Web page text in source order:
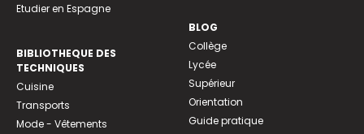
Etudier en Espagne
BIBLIOTHEQUE DES
TECHNIQUES
Cuisine
Transports
Mode - Vêtements
BLOG
Collège
Lycée
Supérieur
Orientation
Guide pratique